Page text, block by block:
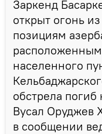
Заркенд
открыт огонь
позициям
населенного
обстрела
Вусал Оруджев
в сообщении